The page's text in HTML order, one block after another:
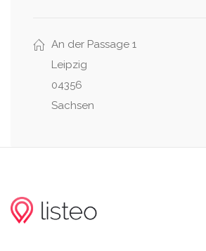
An der Passage 1
Leipzig
04356
Sachsen